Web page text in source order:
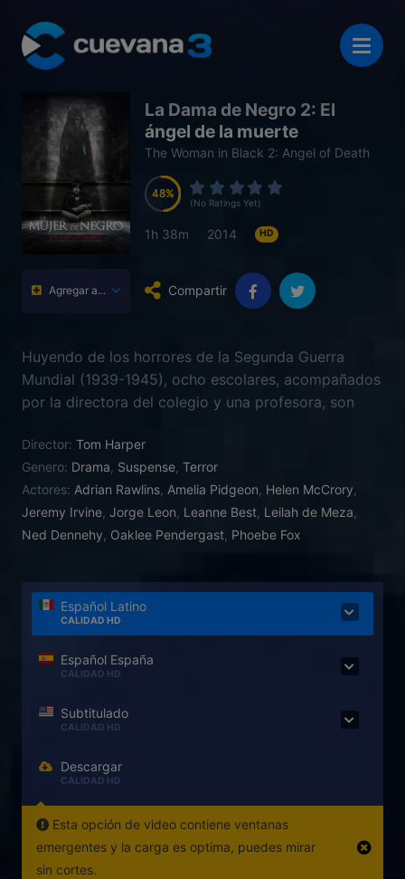
Agregar a...
La Dama de Negro 2: El
ángel de la muerte
The Woman in Black 2: Angel of Death
48
48
48
48
(No Ratings Yet)
1h 38m 2014 HD
Compartir
Huyendo de los horrores de la Segunda Guerra
Mundial (1939-1945), ocho escolares, acompañados
por la directora del colegio y una profesora, son
Allí conocen a Harry Burnstow, un piloto de la RAF
que, al igual que ellos, se alojará en una ruinosa
casa situada en una isla que sólo se comunica con
tierra firme por la carretera de las Nueve Vidas, una
calzada que desaparece con las mareas. Su
malévola que surge de la oscuridad y lleva décadas
rondando esa mansión en ruinas: se trata de «La
dama de negro».
Director: Tom Harper
Genero: Drama Suspense Terror
Actores: Adrian Rawlins Amelia Pidgeon Helen McCrory
Jeremy Irvine Jorge Leon Leanne Best Leilah de Meza
Ned Dennehy Oaklee Pendergast Phoebe Fox
Español Latino
CALIDAD HD
Español España
CALIDAD HD
Subtitulado
CALIDAD HD
Descargar
CALIDAD HD
Esta opción de video contiene ventanas
emergentes y la carga es optima, puedes mirar
sin cortes.